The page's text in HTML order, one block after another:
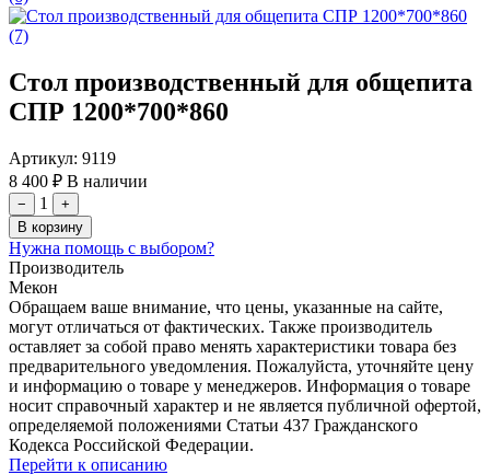
Стол производственный для общепита
СПР 1200*700*860
Артикул: 9119
8 400 ₽ В наличии
− 1
+
В корзину
Нужна помощь с выбором?
Производитель
Мекон
Обращаем ваше внимание, что цены, указанные на сайте,
могут отличаться от фактических. Также производитель
оставляет за собой право менять характеристики товара без
предварительного уведомления. Пожалуйста, уточняйте цену
и информацию о товаре у менеджеров. Информация о товаре
носит справочный характер и не является публичной офертой,
определяемой положениями Статьи 437 Гражданского
Кодекса Российской Федерации.
Перейти к описанию